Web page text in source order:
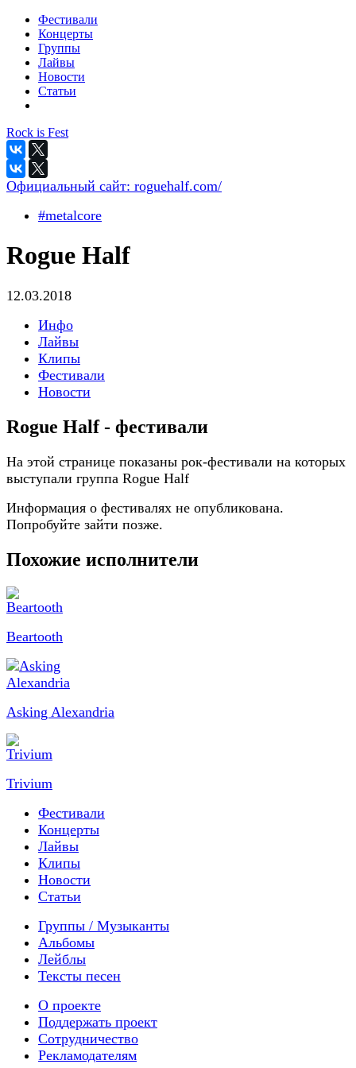
Фестивали
Концерты
Группы
Лайвы
Новости
Статьи
Rock is Fest
Официальный сайт: roguehalf.com/
#metalcore
Rogue Half
12.03.2018
Инфо
Лайвы
Клипы
Фестивали
Новости
Rogue Half - фестивали
На этой странице показаны рок-фестивали на которых
выступали группа Rogue Half
Информация о фестивалях не опубликована.
Попробуйте зайти позже.
Похожие исполнители
Beartooth
Asking Alexandria
Trivium
Фестивали
Концерты
Лайвы
Клипы
Новости
Статьи
Группы / Музыканты
Альбомы
Лейблы
Тексты песен
О проекте
Поддержать проект
Сотрудничество
Рекламодателям